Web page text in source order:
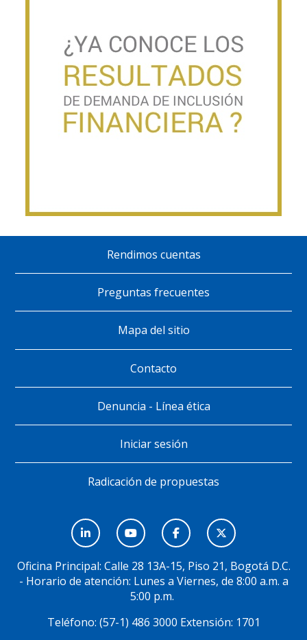
página
Rendimos cuentas
Preguntas frecuentes
Mapa del sitio
Contacto
Denuncia - Línea ética
Iniciar sesión
Radicación de propuestas
Social
Oficina Principal: Calle 28 13A-15, Piso 21, Bogotá D.C.
- Horario de atención: Lunes a Viernes, de 8:00 a.m. a
5:00 p.m.
Teléfono: (57-1) 486 3000 Extensión: 1701